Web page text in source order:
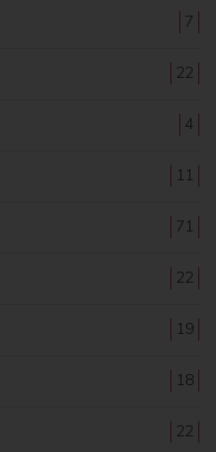
7
22
4
11
71
22
19
18
22